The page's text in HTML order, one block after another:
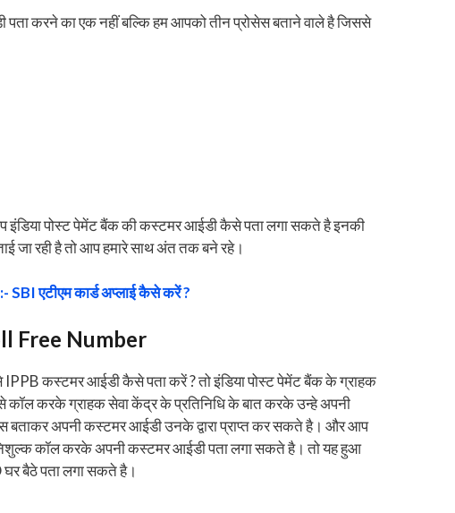
करने का एक नहीं बल्कि हम आपको तीन प्रोसेस बताने वाले है जिससे
इंडिया पोस्ट पेमेंट बैंक की कस्टमर आईडी कैसे पता लगा सकते है इनकी
जा रही है तो आप हमारे साथ अंत तक बने रहे।
SBI एटीएम कार्ड अप्लाई कैसे करें ?
Free Number
IPPB कस्टमर आईडी कैसे पता करें ? तो इंडिया पोस्ट पेमेंट बैंक के ग्राहक
कॉल करके ग्राहक सेवा केंद्र के प्रतिनिधि के बात करके उन्हे अपनी
बताकर अपनी कस्टमर आईडी उनके द्वारा प्राप्त कर सकते है। और आप
कॉल करके अपनी कस्टमर आईडी पता लगा सकते है। तो यह हुआ
बैठे पता लगा सकते है।